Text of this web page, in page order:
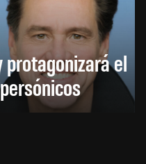
protagonizará el